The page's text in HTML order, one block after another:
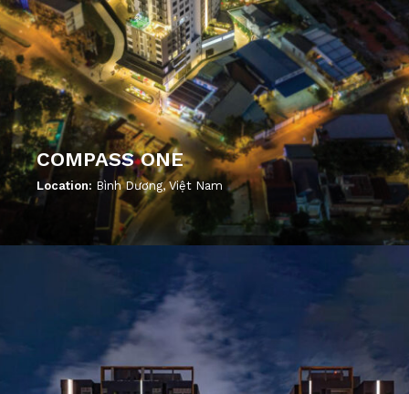
COMPASS ONE
Location: Bình Dương, Việt Nam